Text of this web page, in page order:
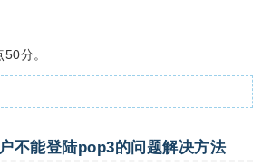
分。
不能登陆pop3的问题解决方法